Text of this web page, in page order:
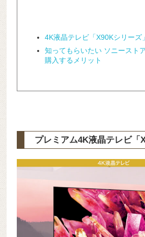
4K液晶テレビ「X90Kシリーズ
知ってもらいたい ソニースト
購入するメリット
プレミアム4K液晶テレビ「